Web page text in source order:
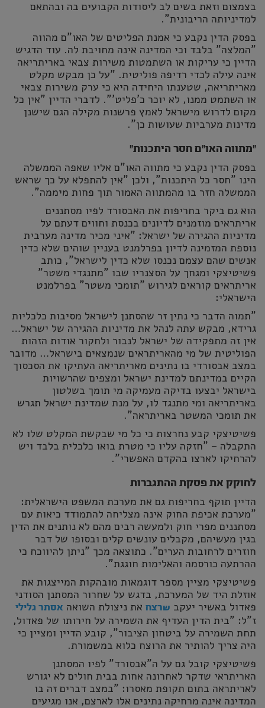
בצמצום וזאת בשים לב ליסודות הקבועים בה ובהתאם
למדיניותה הריבונית".
בפסק הדין נקבע כי אמנת הפליטים של האו"ם מהווה
"המלצה" בלבד וכי המדינה אינה מחויבת לה. עוד הדגיש
הדיין כי עריקות או השתמטות משירות צבאי באריתריאה
אינה עילה לכדי רדיפה פוליטית. "על כן מבקש מקלט
מאריתריאה, שטענתו היחידה היא כי ערק משירות צבאי
או השתמט ממנו, לא יוכר כ'פליט'". לדברי הדיין "אין כל
מקום לדרוש מישראל לאמץ פרשנות מקילה הגם שישנן
מדינות מערביות שעושות כן".
"מתווה האו"ם חסר היתכנות"
בפסק הדין נקבע כי מתווה האו"ם אליו שאפה הממשלה
הינו "חסר כל היתכנות", ולכן "אין להתפלא על כך שראש
הממשלה חזר בו מהמתווה האמור תוך פחות מיממה".
הוא גם ביקר בחריפות את האבסורד לפיו מסתננים
אריתראים מוזמנים לדיונים בכנסת וחווים דעתם על
מדיניות ההגירה של ישראל: "איני מכיר מדינה מערבית
נוספת המזמינה לדיון בפרלמנט בעניין שוהים שלא כדין
אנשים שהם עצמם נכנסו שלא כדין לישראל", כותב
פשיטיצקי ומגחך על הסצנריו שבו "מתנגדי משטר"
אריתראים קוראים לגירוש "תומכי משטר" בפרלמנט
הישראלי:
"תמוה הדבר כי נתין זר שהסתנן לישראל מסיבות כלכליות
גרידא, מבקש עתה לנהל את מדיניות ההגירה של ישראל…
אין זה מתפקידה של ישראל לנבור ולחקור אודות הזהות
הפוליטית של מי מהאריתראים שנמצאים בישראל… מדובר
במצב אבסורדי בו נתינים מאריתריאה העתיקו את הסכסוך
הקיים במדינתם למדינת ישראל ומצפים שהרשויות
בישראל יבצעו בדיקה מעמיקה מי תומך בשלטון
באריתריאה ומי מתנגד לו, על מנת שמדינת ישראל תגרש
את תומכי המשטר באריתראה".
פשיטיצקי קבע נחרצות כי כל מי שבקשת המקלט שלו לא
התקבלה – "חזקה עליו כי מטרת בואו כלכלית בלבד ויש
להרחיקו לארצו בהקדם האפשרי".
לחוקק את פסקת ההתגברות
הדיין תוקף בחריפות גם את מערכת המשפט הישראלית:
"מערכת אכיפת החוק אינה מצליחה להתמודד כיאות עם
מסתננים מפרי חוק ולמעשה רבים מהם לא נותנים את הדין
בגין מעשיהם, מקבלים עונשים קלים ובסופו של דבר
חוזרים לרחובות הערים". כתוצאה מכך "ניתן להיווכח כי
ההרתעה כורסמה והאלימות חוגגת".
פשיטיצקי מציין מספר דוגמאות מובהקות המייצגות את
אוזלת היד של המערכת, בדגש על שחרור המסתנן הסודני
פאדול באשיר יעקב שרצח את ניצולת השואה אסתר גלילי
ז"ל: "בית הדין העדיף את השמירה על חירותו של פאדול,
תחת השמירה על ביטחון הציבור", קובע הדיין ומציין כי
היה צריך להותיר את הרוצח כלוא במשמורת.
פשיטיצקי קובל גם על ה"אבסורד" לפיו המסתנן
האריתראי שדקר לאחרונה אחות בבית חולים לא יגורש
לאריתראה בתום תקופת מאסרו: "במצב דברים זה בו
המדינה אינה מרחיקה נתינים אלו לארצם, אנו מגיעים